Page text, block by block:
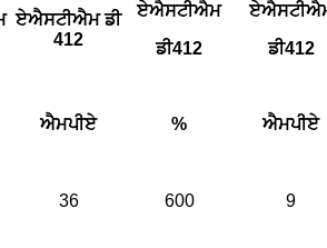
ਏਐਸਟੀਐਮ ਡੀ
412
ਏਐਸਟੀਐਮ
ਡੀ412
ਡੀ412
ਐਮਪੀਏ % ਐਮਪੀਏ
36 600 9